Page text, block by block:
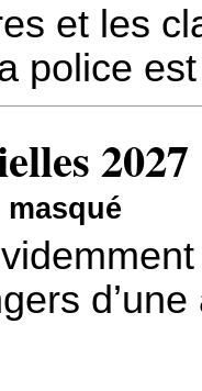
et les
police
2027